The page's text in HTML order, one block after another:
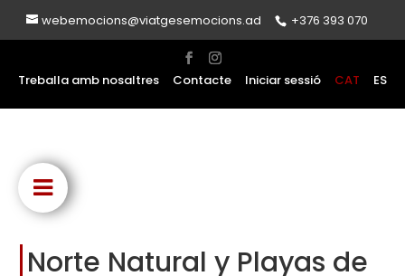
webemocions@viatgesemocions.ad +376 393 070
Treballa amb nosaltres Contacte Iniciar sessió CAT ES
Norte Natural y Playas de